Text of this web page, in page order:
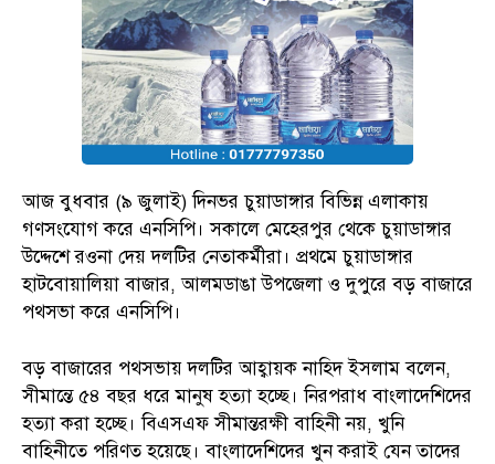
আজ বুধবার (৯ জুলাই) দিনভর চুয়াডাঙ্গার বিভিন্ন এলাকায়
গণসংযোগ করে এনসিপি। সকালে মেহেরপুর থেকে চুয়াডাঙ্গার
উদ্দেশে রওনা দেয় দলটির নেতাকর্মীরা। প্রথমে চুয়াডাঙ্গার
হাটবোয়ালিয়া বাজার, আলমডাঙা উপজেলা ও দুপুরে বড় বাজারে
পথসভা করে এনসিপি।
বড় বাজারের পথসভায় দলটির আহ্বায়ক নাহিদ ইসলাম বলেন,
সীমান্তে ৫৪ বছর ধরে মানুষ হত্যা হচ্ছে। নিরপরাধ বাংলাদেশিদের
হত্যা করা হচ্ছে। বিএসএফ সীমান্তরক্ষী বাহিনী নয়, খুনি
বাহিনীতে পরিণত হয়েছে। বাংলাদেশিদের খুন করাই যেন তাদের